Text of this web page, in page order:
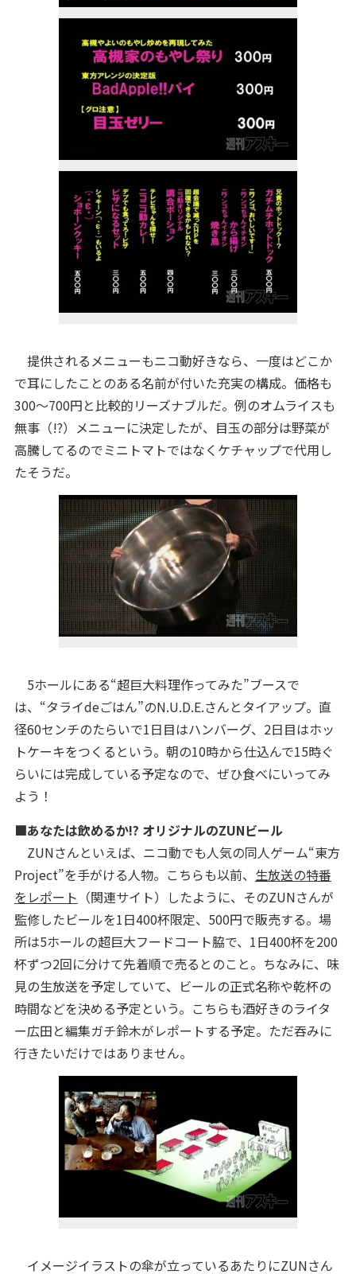
提供されるメニューもニコ動好きなら、一度はどこか
で耳にしたことのある名前が付いた充実の構成。価格も
300～700円と比較的リーズナブルだ。例のオムライスも
無事（!?）メニューに決定したが、目玉の部分は野菜が
高騰してるのでミニトマトではなくケチャップで代用し
たそうだ。
5ホールにある“超巨大料理作ってみた”ブースで
は、“タライdeごはん”のN.U.D.E.さんとタイアップ。直
径60センチのたらいで1日目はハンバーグ、2日目はホッ
トケーキをつくるという。朝の10時から仕込んで15時ぐ
らいには完成している予定なので、ぜひ食べにいってみ
よう！
■あなたは飲めるか!? オリジナルのZUNビール
ZUNさんといえば、ニコ動でも人気の同人ゲーム“東方
Project”を手がける人物。こちらも以前、 生放送の特番
をレポート （関連サイト）したように、そのZUNさんが
監修したビールを1日400杯限定、500円で販売する。場
所は5ホールの超巨大フードコート脇で、1日400杯を200
杯ずつ2回に分けて先着順で売るとのこと。ちなみに、味
見の生放送を予定していて、ビールの正式名称や乾杯の
時間などを決める予定という。こちらも酒好きのライタ
ー広田と編集ガチ鈴木がレポートする予定。ただ吞みに
行きたいだけではありません。
イメージイラストの傘が立っているあたりにZUNさん